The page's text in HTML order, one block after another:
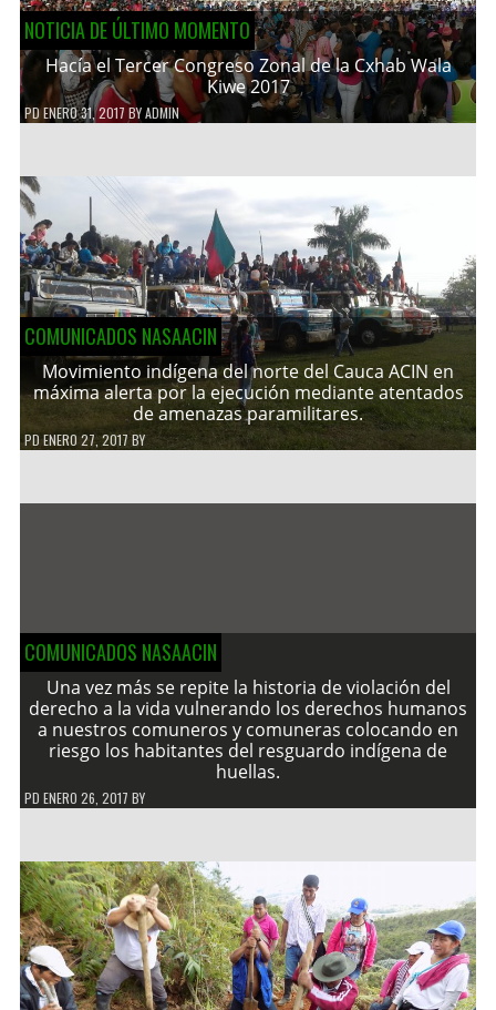
NOTICIA DE ÚLTIMO MOMENTO
Hacía el Tercer Congreso Zonal de la Cxhab Wala
Kiwe 2017
PDENERO 31, 2017 BYADMIN
COMUNICADOS NASAACIN
Movimiento indígena del norte del Cauca ACIN en
máxima alerta por la ejecución mediante atentados
de amenazas paramilitares.
PDENERO 27, 2017 BY
COMUNICADOS NASAACIN
Una vez más se repite la historia de violación del
derecho a la vida vulnerando los derechos humanos
a nuestros comuneros y comuneras colocando en
riesgo los habitantes del resguardo indígena de
huellas.
PD ENERO 26, 2017 BY